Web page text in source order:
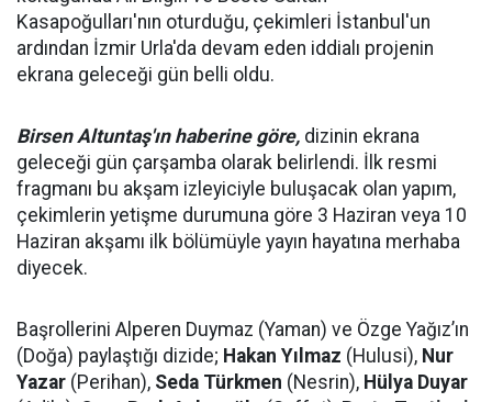
Kasapoğulları'nın oturduğu, çekimleri İstanbul'un
ardından İzmir Urla'da devam eden iddialı projenin
ekrana geleceği gün belli oldu.
Birsen Altuntaş'ın haberine göre, dizinin ekrana
geleceği gün çarşamba olarak belirlendi. İlk resmi
fragmanı bu akşam izleyiciyle buluşacak olan yapım,
çekimlerin yetişme durumuna göre 3 Haziran veya 10
Haziran akşamı ilk bölümüyle yayın hayatına merhaba
diyecek.
Başrollerini Alperen Duymaz (Yaman) ve Özge Yağız’ın
(Doğa) paylaştığı dizide; Hakan Yılmaz (Hulusi), Nur
Yazar (Perihan), Seda Türkmen (Nesrin), Hülya Duyar